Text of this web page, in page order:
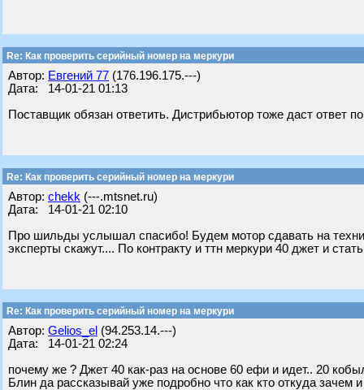
Re: Как проверить серийный номер на меркури
Автор: Евгений 77 (176.196.175.---)
Дата: 14-01-21 01:13
Поставщик обязан ответить. Дистрибьютор тоже даст ответ
Re: Как проверить серийный номер на меркури
Автор: chekk (---.mtsnet.ru)
Дата: 14-01-21 02:10
Про шильды услышал спасибо! Будем мотор сдавать на
эксперты скажут.... По контракту и ттн меркури 40 джет и
Re: Как проверить серийный номер на меркури
Автор: Gelios_el (94.253.14.---)
Дата: 14-01-21 02:24
почему же ? Джет 40 как-раз на основе 60 ефи и идет.. 20
Блин да рассказывай уже подробно что как кто откуда